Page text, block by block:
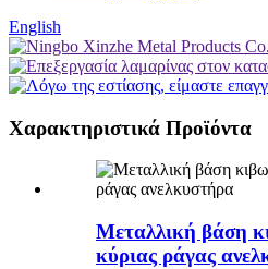
English
Χαρακτηριστικά Προϊόντα
Μεταλλική βάση
κύριας ράγας